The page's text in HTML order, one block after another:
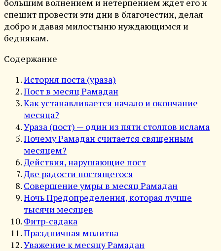
большим волнением и нетерпением ждет его и
спешит провести эти дни в благочестии, делая
добро и давая милостыню нуждающимся и
беднякам.
Содержание
История поста (ураза)
Пост в месяц Рамадан
Как устанавливается начало и окончание
месяца?
Ураза (пост) — один из пяти столпов ислама
Почему Рамадан считается священным
месяцем?
Действия, нарушающие пост
Две радости постящегося
Совершение умры в месяц Рамадан
Ночь Предопределения, которая лучше
тысячи месяцев
Фитр-садака
Праздничная молитва
Уважение к месяцу Рамадан